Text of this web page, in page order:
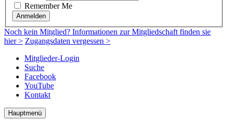
Remember Me
Anmelden
Noch kein Mitglied? Informationen zur Mitgliedschaft finden sie
hier > Zugangsdaten vergessen >
Mitglieder-Login
Suche
Facebook
YouTube
Kontakt
Hauptmenü